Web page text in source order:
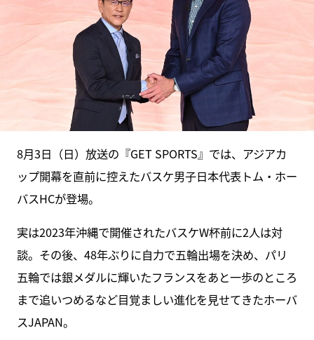
8月3日（日）放送の『GET SPORTS』では、アジアカ
ップ開幕を直前に控えたバスケ男子日本代表トム・ホー
バスHCが登場。
実は2023年沖縄で開催されたバスケW杯前に2人は対
談。その後、48年ぶりに自力で五輪出場を決め、パリ
五輪では銀メダルに輝いたフランスをあと一歩のところ
まで追いつめるなど目覚ましい進化を見せてきたホーバ
スJAPAN。